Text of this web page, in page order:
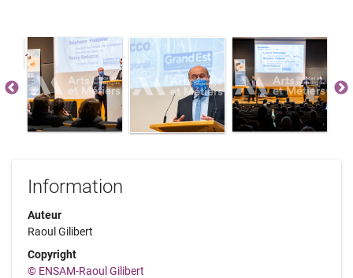
Information
Auteur
Raoul Gilibert
Copyright
© ENSAM-Raoul Gilibert